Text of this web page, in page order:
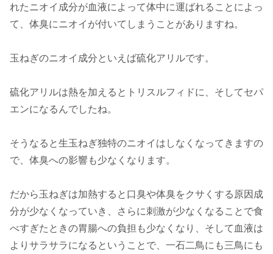
れたニオイ成分が血液によって体中に運ばれることによっ
て、体臭にニオイが付いてしまうことがありますね。
玉ねぎのニオイ成分といえば硫化アリルです。
硫化アリルは熱を加えるとトリスルフィドに、そしてセパ
エンになるんでしたね。
そうなると生玉ねぎ独特のニオイはしなくなってきますの
で、体臭への影響も少なくなります。
だから玉ねぎは加熱すると口臭や体臭をクサくする原因成
分が少なくなっていき、さらに刺激が少なくなることで食
べすぎたときの胃腸への負担も少なくなり、そして血液は
よりサラサラになるということで、一石二鳥にも三鳥にも